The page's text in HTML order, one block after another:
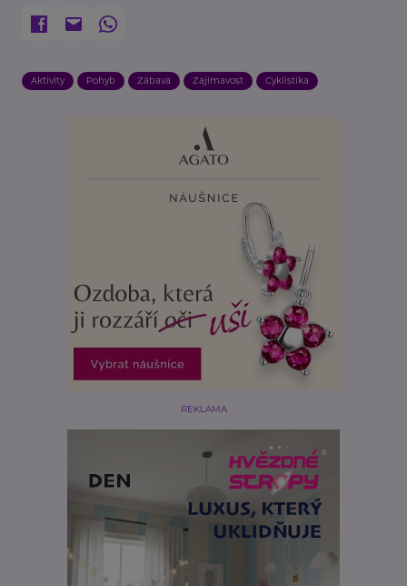
Aktivity Pohyb Zábava Zajímavost Cyklistika
REKLAMA